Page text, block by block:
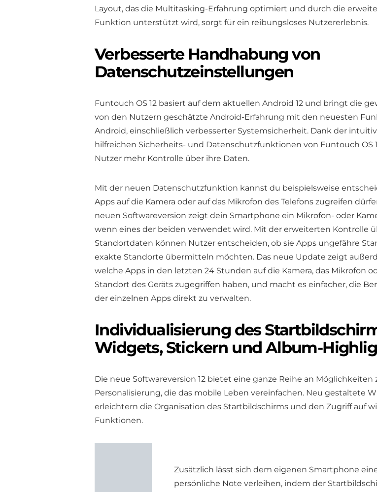
Layout, das die Multitasking-Erfahrung optimiert und durch die
Funktion unterstützt wird, sorgt für ein reibungsloses Nutzererlebnis.
Verbesserte Handhabung von
Datenschutzeinstellungen
Funtouch OS 12 basiert auf dem aktuellen Android 12 und bringt die
von den Nutzern geschätzte Android-Erfahrung mit den neuesten
Android, einschließlich verbesserter Systemsicherheit. Dank der
hilfreichen Sicherheits- und Datenschutzfunktionen von Funtouch OS
Nutzer mehr Kontrolle über ihre Daten.
Mit der neuen Datenschutzfunktion kannst du beispielsweise
Apps auf die Kamera oder auf das Mikrofon des Telefons zugreifen
neuen Softwareversion zeigt dein Smartphone ein Mikrofon- oder
wenn eines der beiden verwendet wird. Mit der erweiterten Kontrolle
Standortdaten können Nutzer entscheiden, ob sie Apps ungefähre
exakte Standorte übermitteln möchten. Das neue Update zeigt
welche Apps in den letzten 24 Stunden auf die Kamera, das Mikrofon
Standort des Geräts zugegriffen haben, und macht es einfacher, die
der einzelnen Apps direkt zu verwalten.
Individualisierung des
Widgets, Stickern und Album-
Die neue Softwareversion 12 bietet eine ganze Reihe an Möglichkeiten
Personalisierung, die das mobile Leben vereinfachen. Neu gestaltete
erleichtern die Organisation des Startbildschirms und den Zugriff auf
Funktionen.
Zusätzlich lässt sich dem eigenen Smartphone
persönliche Note verleihen, indem der